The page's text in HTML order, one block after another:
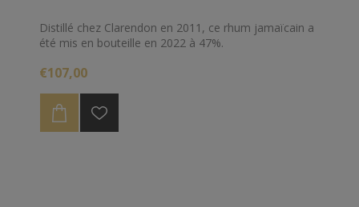
Distillé chez Clarendon en 2011, ce rhum jamaïcain a
été mis en bouteille en 2022 à 47%.
€107,00